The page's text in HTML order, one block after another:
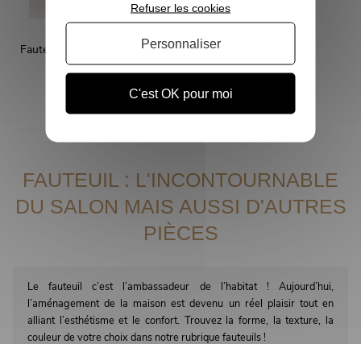
Fauteuil vintage cuir camel et
inox
1 605,00 €
FAUTEUIL : L'INCONTOURNABLE
DU SALON MAIS AUSSI D'AUTRES
PIÈCES
Le fauteuil c’est l’ambassadeur de l’habitat ! Aujourd’hui,
l’aménagement de la maison est devenu un réel plaisir tout en
alliant l’esthétisme et le confort. Trouvez la forme, la texture, la
couleur de votre choix dans notre rubrique fauteuils !
C'est OK pour moi
Refuser les cookies
Personnaliser